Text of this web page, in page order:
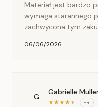
Materiał jest bardzo
wymaga starannego
zachwycona tym
06/06/2026
G
Gabrielle Muller
★★★★★ FR